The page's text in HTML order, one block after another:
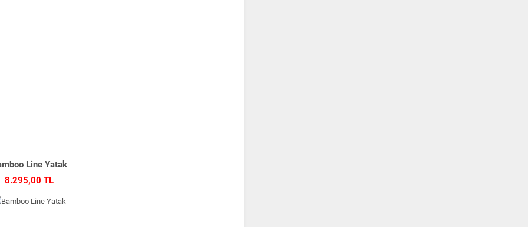
Line Yatak
8.295,00 TL